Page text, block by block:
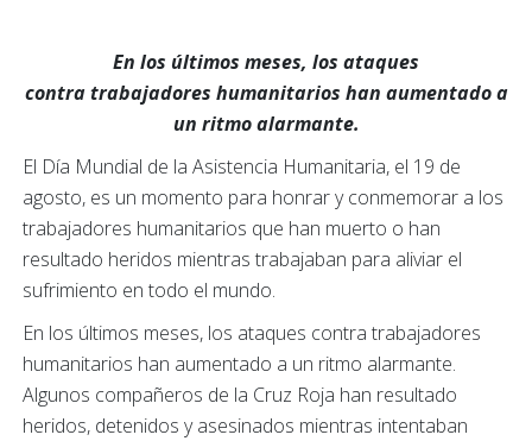
En los últimos meses, los ataques
contratrabajadores humanitarios han aumentado a
un ritmo alarmante.
El Día Mundial de la Asistencia Humanitaria, el 19 de
agosto, es un momento para honrar y conmemorar a los
trabajadores humanitarios que han muerto o han
resultado heridos mientras trabajaban para aliviar el
sufrimiento en todo el mundo.
En los últimos meses, los ataques contra trabajadores
humanitarios han aumentado a un ritmo alarmante.
Algunos compañeros de la Cruz Roja han resultado
heridos, detenidos y asesinados mientras intentaban